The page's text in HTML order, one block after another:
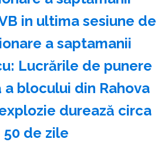
in ultima sesiune de
a saptamanii
Lucrările de punere
a blocului din Rahova
durează circa
50 de zile